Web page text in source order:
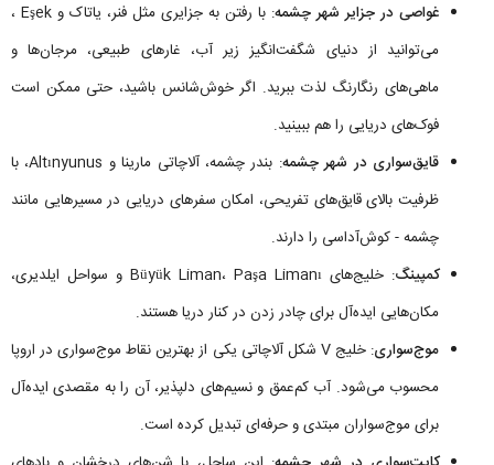
غواصی در جزایر شهر چشمه
: با رفتن به جزایری مثل فنر، یاتاک و Eşek ،
می‌توانید از دنیای شگفت‌انگیز زیر آب، غارهای طبیعی، مرجان‌ها و
ماهی‌های رنگارنگ لذت ببرید. اگر خوش‌شانس باشید، حتی ممکن است
فوک‌های دریایی را هم ببینید.
قایق‌سواری در شهر چشمه
: بندر چشمه، آلاچاتی مارینا و Altınyunus، با
ظرفیت بالای قایق‌های تفریحی، امکان سفرهای دریایی در مسیرهایی مانند
چشمه - کوش‌آداسی را دارند.
کمپینگ
: خلیج‌های Büyük Liman، Paşa Limanı و سواحل ایلدیری،
مکان‌هایی ایده‌آل برای چادر زدن در کنار دریا هستند.
موج‌سواری
: خلیج V شکل آلاچاتی یکی از بهترین نقاط موج‌سواری در اروپا
محسوب می‌شود. آب کم‌عمق و نسیم‌های دلپذیر، آن را به مقصدی ایده‌آل
برای موج‌سواران مبتدی و حرفه‌ای تبدیل کرده است.